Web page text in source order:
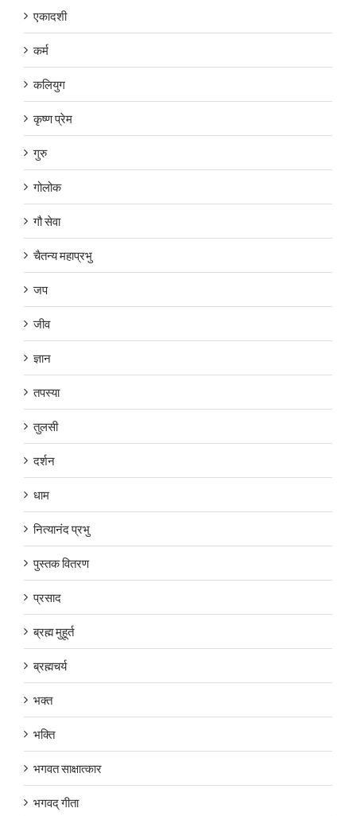
एकादशी
कर्म
कलियुग
कृष्ण प्रेम
गुरु
गोलोक
गौ सेवा
चैतन्य महाप्रभु
जप
जीव
ज्ञान
तपस्या
तुलसी
दर्शन
धाम
नित्यानंद प्रभु
पुस्तक वितरण
प्रसाद
ब्रह्म मुहूर्त
ब्रह्मचर्य
भक्त
भक्ति
भगवत साक्षात्कार
भगवद् गीता